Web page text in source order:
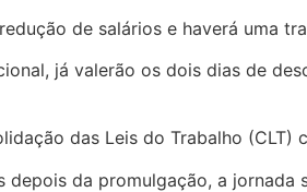
de salários e haverá uma
já valerão os dois dias de
das Leis do Trabalho (CLT)
da promulgação, a jornada